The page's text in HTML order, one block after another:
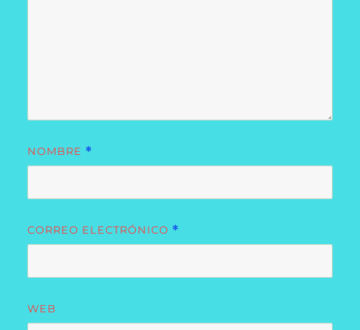
NOMBRE *
CORREO ELECTRÓNICO *
WEB